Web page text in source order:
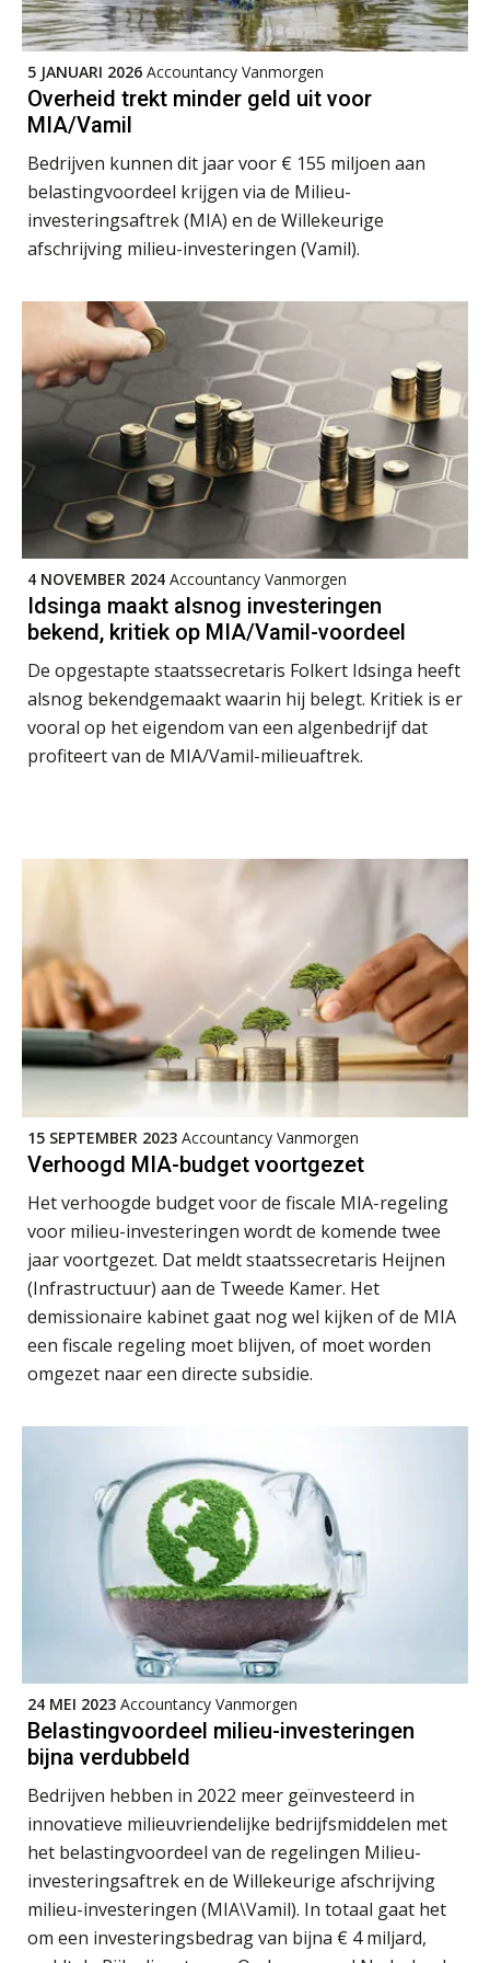
5 JANUARI 2026 Accountancy Vanmorgen
Overheid trekt minder geld uit voor
MIA/Vamil
Bedrijven kunnen dit jaar voor € 155 miljoen aan
belastingvoordeel krijgen via de Milieu-
investeringsaftrek (MIA) en de Willekeurige
afschrijving milieu-investeringen (Vamil).
4 NOVEMBER 2024 Accountancy Vanmorgen
Idsinga maakt alsnog investeringen
bekend, kritiek op MIA/Vamil-voordeel
De opgestapte staatssecretaris Folkert Idsinga heeft
alsnog bekendgemaakt waarin hij belegt. Kritiek is er
vooral op het eigendom van een algenbedrijf dat
profiteert van de MIA/Vamil-milieuaftrek.
15 SEPTEMBER 2023 Accountancy Vanmorgen
Verhoogd MIA-budget voortgezet
Het verhoogde budget voor de fiscale MIA-regeling
voor milieu-investeringen wordt de komende twee
jaar voortgezet. Dat meldt staatssecretaris Heijnen
(Infrastructuur) aan de Tweede Kamer. Het
demissionaire kabinet gaat nog wel kijken of de MIA
een fiscale regeling moet blijven, of moet worden
omgezet naar een directe subsidie.
24 MEI 2023 Accountancy Vanmorgen
Belastingvoordeel milieu-investeringen
bijna verdubbeld
Bedrijven hebben in 2022 meer geïnvesteerd in
innovatieve milieuvriendelijke bedrijfsmiddelen met
het belastingvoordeel van de regelingen Milieu-
investeringsaftrek en de Willekeurige afschrijving
milieu-investeringen (MIA\Vamil). In totaal gaat het
om een investeringsbedrag van bijna € 4 miljard,
ICT & AI | “Slim automatiseren begint
bij gedrag”
Private equity in accountancy: drie
spanningsvelden die het vak
ICT & AI | “Wie bewust kiest, kiest
voor toekomstbestendigheid”
ICT & AI | Waarom inzicht nog geen
advies is
ICT & AI | De accountant als
rekenwonder
Dashboard voor
administratiekantoren: al je klanten in
één overzicht
De vijf grootste uitdagingen in
capaciteitsplanning
Yousri Mandour: “Verandering begint
Waarom het huidige verdienmodel
van accountants verleden tijd is
Wie is de eerste? De AI-revolutie
Hoe snellere straatjes het zicht op
datakwaliteit vertroebelen
‘De accountant is essentieel voor
ondernemers in het mkb’
Waarom een VOF-contract net zo
belangrijk is als het zakelijk plan zelf
Waarom jouw klant sneller
antwoordt via een app dan via de
mail
iXBRL controleren: wanneer moet
het, en waar let je op?
Het herbeleggen van de
Inzicht in je organisatie: de kracht zit
in eenvoud
Ketenmachtigingen centraal beheren:
zo werkt u slimmer met eHerkenning
de autonome AI-boekhouder
De curator klopt aan: wat moet een
accountantskantoor afgeven bij een
Eenvoudig bankrekeningen koppelen
met Twinfield, Exact Online en
Van Mook: “Met Minox Focus wil ik
groeien naar twee keer zoveel
klanten.”
Van losse vastlegging naar
aantoonbare grip op KYC en de Wwft
Woord & Daad: “Van wildgroei naar